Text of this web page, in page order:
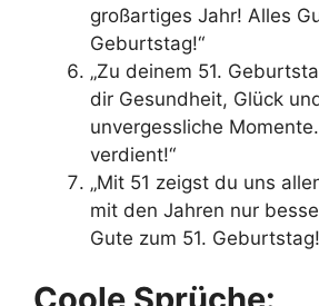
großartiges Jahr! Alles
Geburtstag!“
„Zu deinem 51.
dir Gesundheit, Glück
unvergessliche
verdient!“
„Mit 51 zeigst du uns
mit den Jahren nur
Gute zum 51.